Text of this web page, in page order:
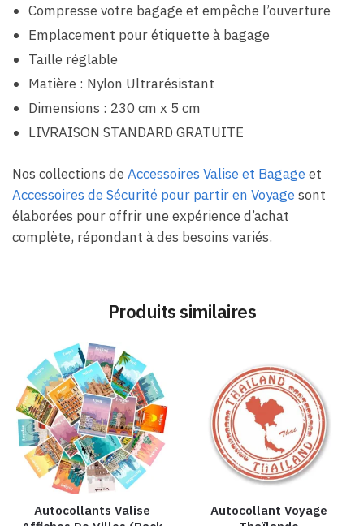
Compresse votre bagage et empêche l’ouverture
Emplacement pour étiquette à bagage
Taille réglable
Matière : Nylon Ultrarésistant
Dimensions : 230 cm x 5 cm
LIVRAISON STANDARD GRATUITE
Nos collections deAccessoires Valise et Bagageet
Accessoires de Sécurité pour partir en Voyagesont
élaborées pour offrir une expérience d’achat
complète, répondant à des besoins variés.
Produits similaires
Autocollants Valise
Autocollant Voyage